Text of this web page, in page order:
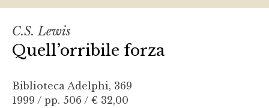
C.S. Lewis
Quell’orribile forza
Biblioteca Adelphi, 369
1999 / pp. 506 / € 32,00